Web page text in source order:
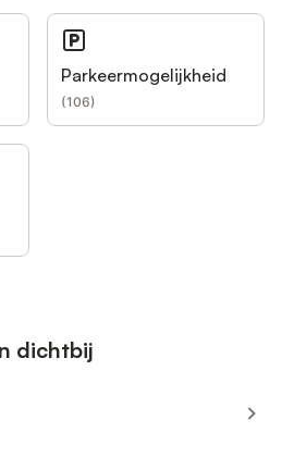
Parkeermogelijkheid
(106)
dichtbij